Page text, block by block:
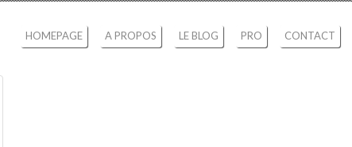
HOMEPAGE A PROPOS LE BLOG PRO CONTACT